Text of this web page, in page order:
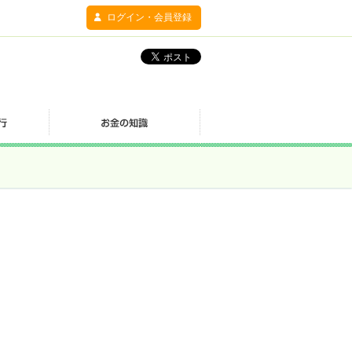
ログイン・会員登録